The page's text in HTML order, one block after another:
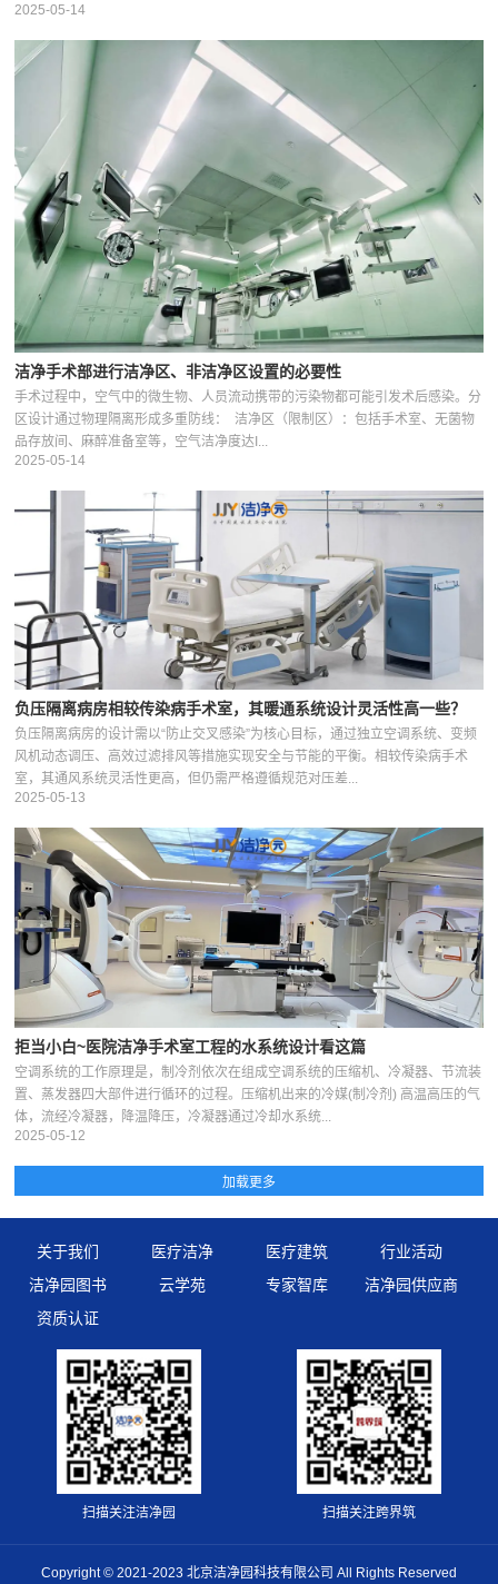
2025-05-14
洁净手术部进行洁净区、非洁净区设置的必要性
手术过程中，空气中的微生物、人员流动携带的污染物都可能引发术后感染。分
区设计通过物理隔离形成多重防线： 洁净区（限制区）：包括手术室、无菌物
品存放间、麻醉准备室等，空气洁净度达I...
2025-05-14
负压隔离病房相较传染病手术室，其暖通系统设计灵活性高一些？
负压隔离病房的设计需以“防止交叉感染”为核心目标，通过独立空调系统、变频
风机动态调压、高效过滤排风等措施实现安全与节能的平衡。相较传染病手术
室，其通风系统灵活性更高，但仍需严格遵循规范对压差...
2025-05-13
拒当小白~医院洁净手术室工程的水系统设计看这篇
空调系统的工作原理是，制冷剂依次在组成空调系统的压缩机、冷凝器、节流装
置、蒸发器四大部件进行循环的过程。压缩机出来的冷媒(制冷剂) 高温高压的气
体，流经冷凝器，降温降压，冷凝器通过冷却水系统...
2025-05-12
关于我们 医疗洁净 医疗建筑
行业活动
洁净园图书
云学苑 专家智库
洁净园供应商
资质认证
扫描关注洁净园 扫描关注跨界筑
Copyright © 2021-2023 北京洁净园科技有限公司 All Rights Reserved